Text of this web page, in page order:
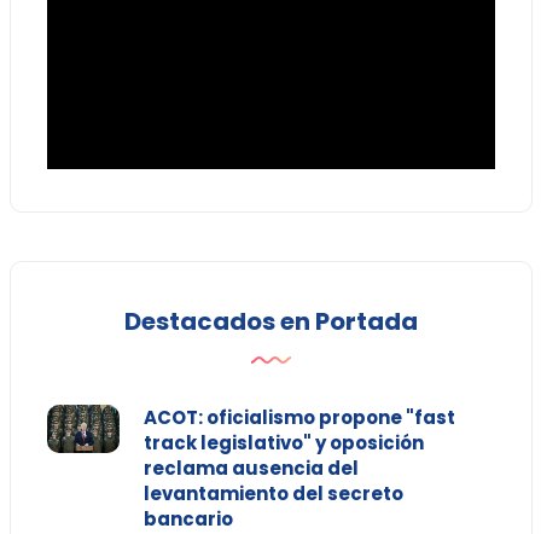
Destacados en Portada
ACOT: oficialismo propone "fast
track legislativo" y oposición
reclama ausencia del
levantamiento del secreto
bancario